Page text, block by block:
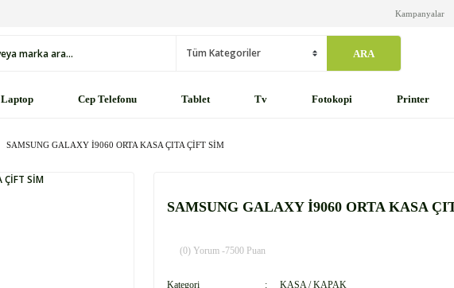
Kampanyalar
ARA
Laptop Cep Telefonu Tablet Tv Fotokopi Printer
SAMSUNG GALAXY İ9060 ORTA KASA ÇITA ÇİFT SİM
SAMSUNG GALAXY İ9060 ORTA KASA
(0) Yorum -7500 Puan
Kategori
KASA / KAPAK